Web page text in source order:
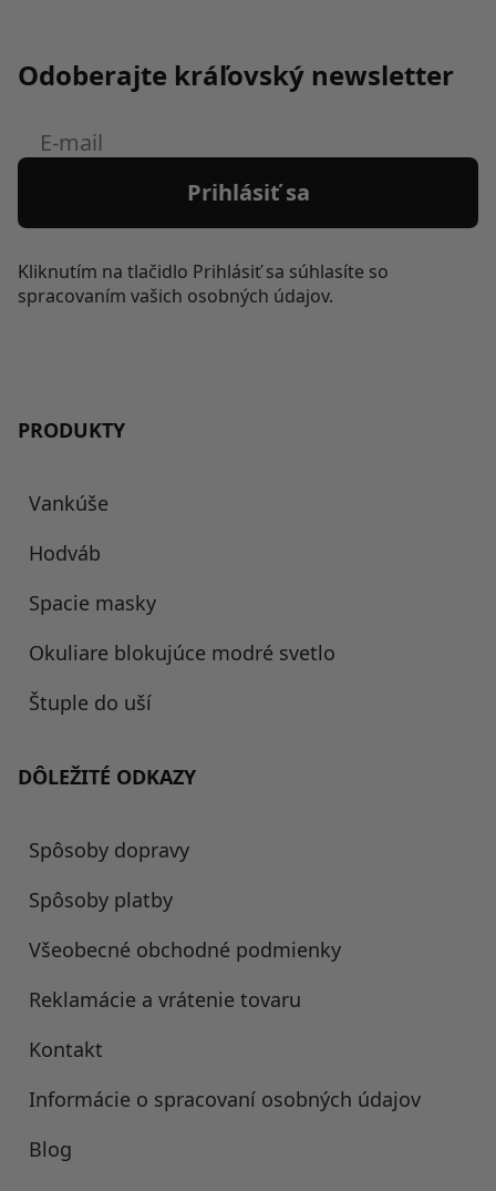
Odoberajte kráľovský newsletter
mail
Prihlásiť sa
Kliknutím na tlačidlo Prihlásiť sa súhlasíte so
spracovaním vašich osobných údajov.
PRODUKTY
Vankúše
Hodváb
Spacie masky
Okuliare blokujúce modré svetlo
Štuple do uší
DÔLEŽITÉ ODKAZY
Spôsoby dopravy
Spôsoby platby
Všeobecné obchodné podmienky
Reklamácie a vrátenie tovaru
Kontakt
Informácie o spracovaní osobných údajov
Blog